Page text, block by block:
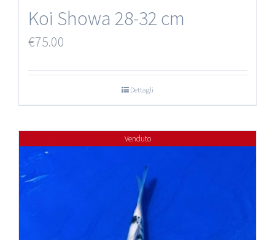
Koi Showa 28-32 cm
€75.00
Dettagli
Venduto